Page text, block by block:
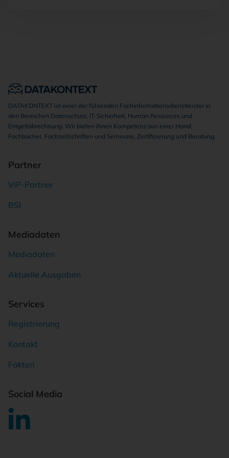
DATAKONTEXT ist einer der führenden Fachinformationsdienstleister in
den Bereichen Datenschutz, IT-Sicherheit, Human Resources und
Entgeltabrechnung. Wir bieten Ihnen Kompetenz aus einer Hand:
Fachbücher, Fachzeitschriften und Seminare, Zertifizierung und Beratung.
Partner
VIP-Partner
BSI
Mediadaten
Mediadaten
Aktuelle Ausgaben
Services
Registrierung
Kontakt
Fakten
Social Media